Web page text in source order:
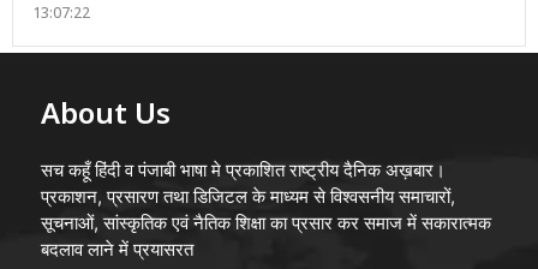
13:07:22
About Us
सच कहूँ हिंदी व पंजाबी भाषा मे प्रकाशित राष्ट्रीय दैनिक अख़बार।
प्रकाशन, प्रसारण तथा डिजिटल के माध्यम से विश्वसनीय समाचारों,
सूचनाओं, सांस्कृतिक एवं नैतिक शिक्षा का प्रसार कर समाज में सकारात्मक
बदलाव लाने में प्रयासरत